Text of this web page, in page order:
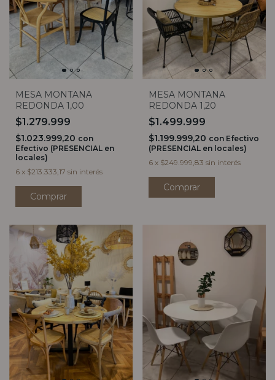
MESA MONTANA
REDONDA 1,00
$1.279.999
$1.023.999,20 con
Efectivo (PRESENCIAL en
locales)
6 x $213.333,17 sin interés
MESA MONTANA
REDONDA 1,20
$1.499.999
$1.199.999,20 con Efectivo
(PRESENCIAL en locales)
6 x $249.999,83 sin interés